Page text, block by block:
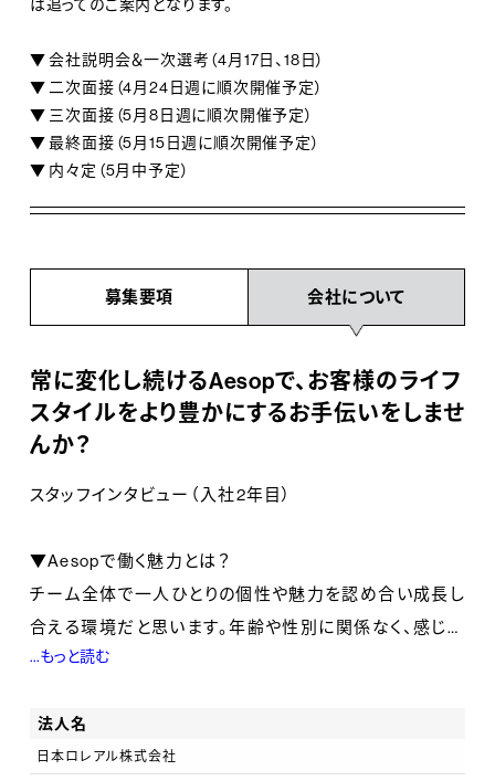
は追ってのご案内となります。
▼ 会社説明会＆一次選考（4月17日、18日）
▼ 二次面接（4月24日週に順次開催予定）
▼ 三次面接（5月8日週に順次開催予定）
▼ 最終面接（5月15日週に順次開催予定）
▼ 内々定（5月中予定）
募集要項 会社について
常に変化し続けるAesopで、お客様のライフ
スタイルをより豊かにするお手伝いをしませ
んか？
スタッフインタビュー（入社2年目）
▼Aesopで働く魅力とは？
チーム全体で一人ひとりの個性や魅力を認め合い成長し
合える環境だと思います。年齢や性別に関係なく、感じて
いることや意見を伝え合える環境があります。常に主体
かになれていく気がします。お客様と会話をしながら、そ
の方を知るたびに一番寄り添ったご提案ができることに
...もっと読む
法人名
日本ロレアル株式会社